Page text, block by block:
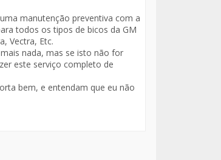
manutenção preventiva com a
todos os tipos de bicos da GM
Vectra, Etc.
nada, mas se isto não for
este serviço completo de
bem, e entendam que eu não